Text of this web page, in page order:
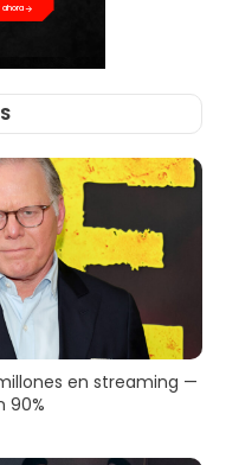
ahora
en streaming —
90%